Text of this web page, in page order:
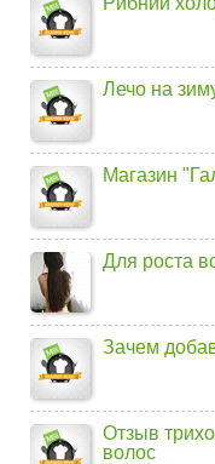
Лечо на
Магазин
Для роста
Зачем
Отзыв
волос